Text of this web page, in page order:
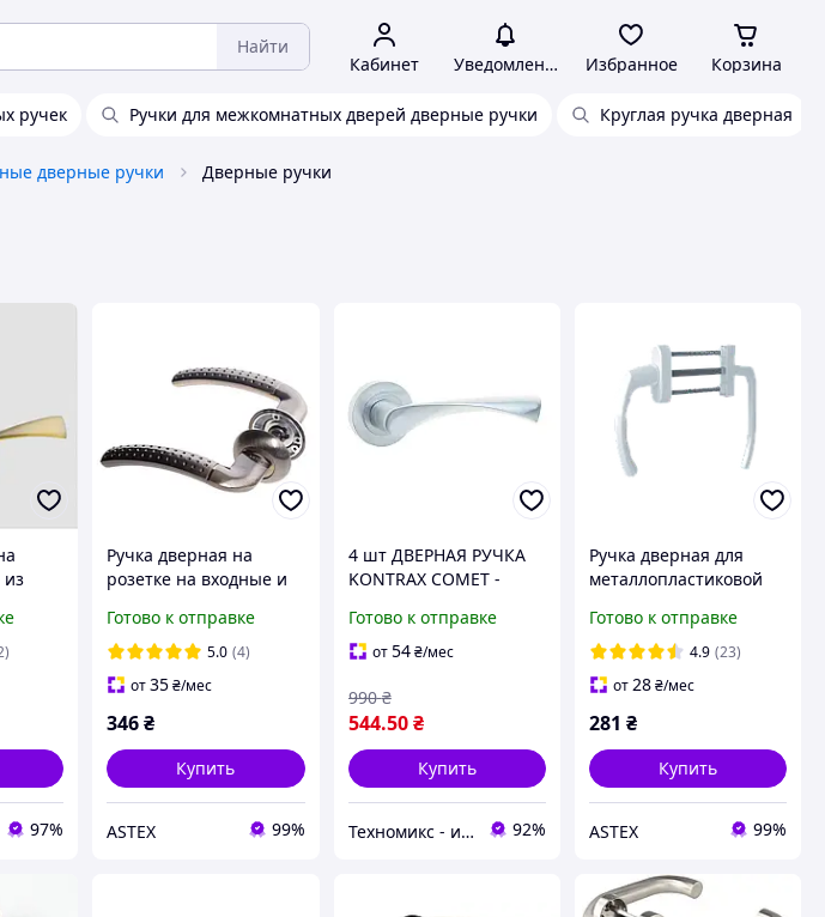
Найти
Кабинет Уведомления Избранное Корзина
ручек Ручки для межкомнатных дверей дверные ручки Круглая ручка дверная
дверные ручки Дверные ручки
из
97%
Ручка дверная на
розетке на входные и
универсальная ASTEX
AT - Lokus rose АВ
Бронза
Готово к отправке
5.0 (4)
от35₴/мес
346₴
Купить
ASTEX 99%
4 шт ДВЕРНАЯ РУЧКА
KONTRAX COMET -
JV845SC
Готово к отправке
от54 ₴/мес
544.50 ₴
990 ₴
Купить
Техномикс - интернет - магазин качественной техники, электроники и других товаров для дома и работы 92%
Ручка дверная для
металлопластиковой
Astex ANTEY BHS 1/3
белый (РАЛ 9016)
Готово к отправке
4.9 (23)
от28₴/мес
281 ₴
Купить
ASTEX 99%